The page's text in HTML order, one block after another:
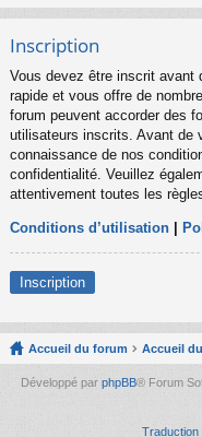
Inscription
Vous devez être inscrit avant
rapide et vous offre de
forum peuvent accorder des
utilisateurs inscrits. Avant de
connaissance de nos
confidentialité. Veuillez
attentivement toutes les
Conditions d’utilisation
Inscription
Accueil du forum Accueil
Développé par phpBB® Forum
Traduction